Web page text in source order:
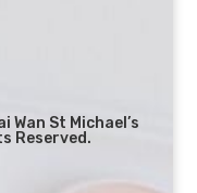
Wan St Michael’s
Reserved.